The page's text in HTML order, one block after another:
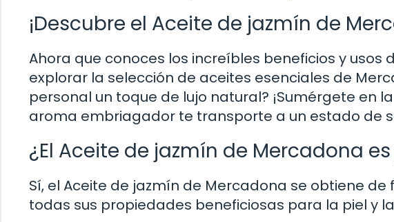
¡Descubre el Aceite de jazmín de
Ahora que conoces los increíbles beneficios y usos
explorar la selección de aceites esenciales de
personal un toque de lujo natural? ¡Sumérgete en
aroma embriagador te transporte a un estado de
¿El Aceite de jazmín de Mercadona
Sí, el Aceite de jazmín de Mercadona se obtiene
todas sus propiedades beneficiosas para la piel y